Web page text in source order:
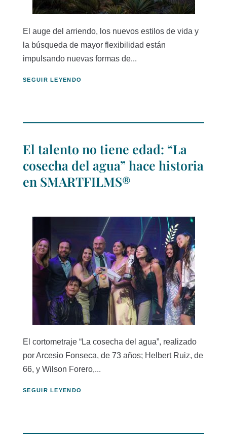
El auge del arriendo, los nuevos estilos de vida y
la búsqueda de mayor flexibilidad están
impulsando nuevas formas de...
SEGUIR LEYENDO
El talento no tiene edad: “La
cosecha del agua” hace historia
en SMARTFILMS®
El cortometraje “La cosecha del agua”, realizado
por Arcesio Fonseca, de 73 años; Helbert Ruiz, de
66, y Wilson Forero,...
SEGUIR LEYENDO